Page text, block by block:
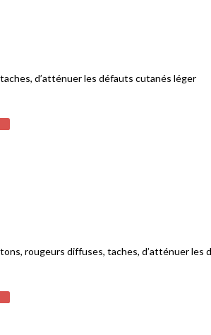
d’atténuer les défauts cutanés léger
rougeurs diffuses, taches, d’atténuer les